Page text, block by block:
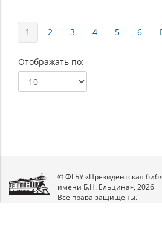
Страницы
1 2 3 4 5 6
Отображать по
© ФГБУ «Президентская
имени Б.Н. Ельцина», 2026
Все права защищены.